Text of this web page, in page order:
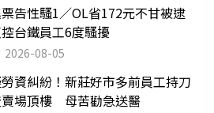
告性騷1／OL省172元不甘被逮
台鐵員工6度騷擾
2026-08-05
資糾紛！新莊好市多前員工持刀
場頂樓 母苦勸急送醫